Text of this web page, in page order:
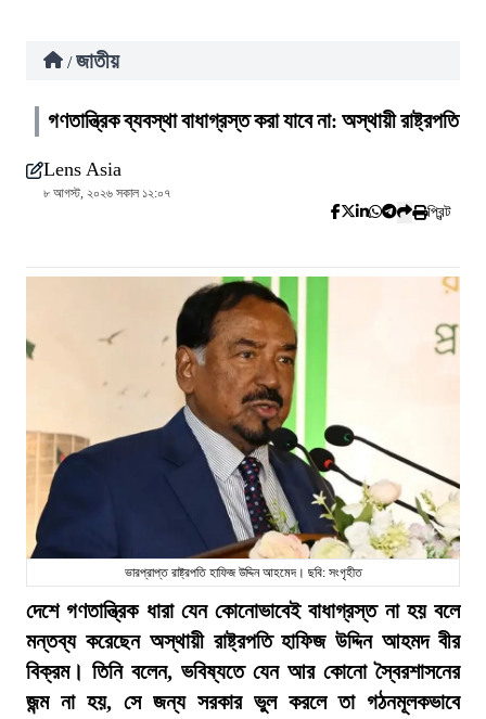
/ জাতীয়
গণতান্ত্রিক ব্যবস্থা বাধাগ্রস্ত করা যাবে না: অস্থায়ী রাষ্ট্রপতি
Lens Asia
৮ আগস্ট, ২০২৬ সকাল ১২:০৭
প্রিন্ট
ভারপ্রাপ্ত রাষ্ট্রপতি হাফিজ উদ্দিন আহমেদ। ছবি: সংগৃহীত
দেশে গণতান্ত্রিক ধারা যেন কোনোভাবেই বাধাগ্রস্ত না হয় বলে
মন্তব্য করেছেন অস্থায়ী রাষ্ট্রপতি হাফিজ উদ্দিন আহমদ বীর
বিক্রম। তিনি বলেন, ভবিষ্যতে যেন আর কোনো স্বৈরশাসনের
জন্ম না হয়, সে জন্য সরকার ভুল করলে তা গঠনমূলকভাবে